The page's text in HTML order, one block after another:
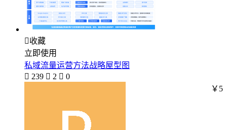
收藏
立即使用
私域流量运营方法战略屋型图
 239  2  0
￥5